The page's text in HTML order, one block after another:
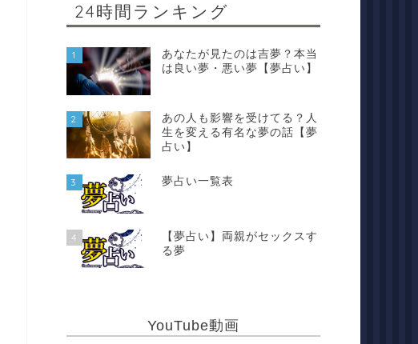
24時間ランキング
1
あなたが見たのは吉夢？本当
は良い夢・悪い夢【夢占い】
2
あの人も影響を受けてる？人
生を変える有名な夢の話【夢
占い】
3 夢占い一覧表
4
【夢占い】両親がセックスす
る夢
YouTube動画